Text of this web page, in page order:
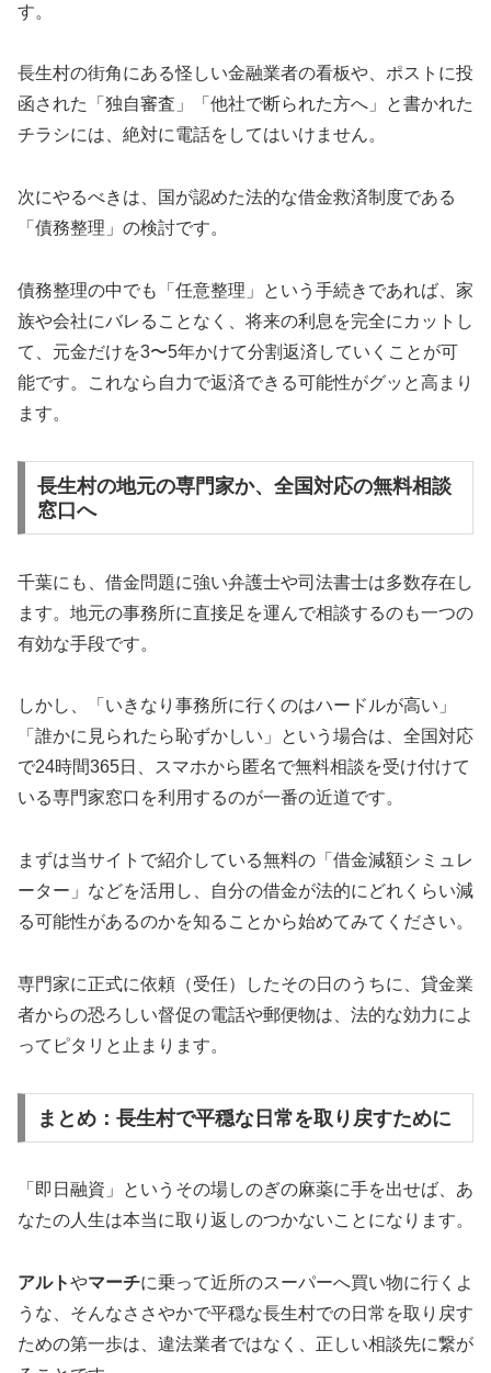
す。
長生村の街角にある怪しい金融業者の看板や、ポストに投
函された「独自審査」「他社で断られた方へ」と書かれた
チラシには、絶対に電話をしてはいけません。
次にやるべきは、国が認めた法的な借金救済制度である
「債務整理」の検討です。
債務整理の中でも「任意整理」という手続きであれば、家
族や会社にバレることなく、将来の利息を完全にカットし
て、元金だけを3〜5年かけて分割返済していくことが可
能です。これなら自力で返済できる可能性がグッと高まり
ます。
長生村の地元の専門家か、全国対応の無料相談
窓口へ
千葉にも、借金問題に強い弁護士や司法書士は多数存在し
ます。地元の事務所に直接足を運んで相談するのも一つの
有効な手段です。
しかし、「いきなり事務所に行くのはハードルが高い」
「誰かに見られたら恥ずかしい」という場合は、全国対応
で24時間365日、スマホから匿名で無料相談を受け付けて
いる専門家窓口を利用するのが一番の近道です。
まずは当サイトで紹介している無料の「借金減額シミュレ
ーター」などを活用し、自分の借金が法的にどれくらい減
る可能性があるのかを知ることから始めてみてください。
専門家に正式に依頼（受任）したその日のうちに、貸金業
者からの恐ろしい督促の電話や郵便物は、法的な効力によ
ってピタリと止まります。
まとめ：長生村で平穏な日常を取り戻すために
「即日融資」というその場しのぎの麻薬に手を出せば、あ
なたの人生は本当に取り返しのつかないことになります。
アルトやマーチに乗って近所のスーパーへ買い物に行くよ
うな、そんなささやかで平穏な長生村での日常を取り戻す
ための第一歩は、違法業者ではなく、正しい相談先に繋が